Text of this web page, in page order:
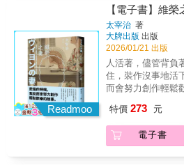
者為埋藏光陰暗層
本質的深度索求，
書信都像隱喻各異
暗藏不願被理解的
仁大學日本語文學
日本語文學系教授
術與閱讀並重： 臺
韻味，搭配豐富註
讀性。跨文化視角
角，觀察中國文化
歷史觀。關於《今
集。共三十一卷，
旦（中國）」、「
軸，蒐羅千餘篇短
朝氣，亦透露青春
未徹底堅定的希盼
傷之城……「如果
句也無法談論自己
中，有時也能讓人
是不經意間說出的
藏現在，雖嘀咕一
留神吐露的真心話
哪怕再小的微風
婦，同居三天後，
水自殺。結果太宰
死亡。太宰治因而
Readmoo
【電子書】維榮
太宰治 著
大牌出版 出版
2026/01/21 出版
人活著，儘管背負
住，裝作沒事地活
而會努力創作輕鬆
即使稍微也好，即
點，只要能有一小
這種心態面對丈夫
特價 273 元
電子書